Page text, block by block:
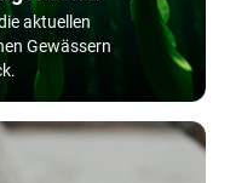
aktuellen
Gewässern